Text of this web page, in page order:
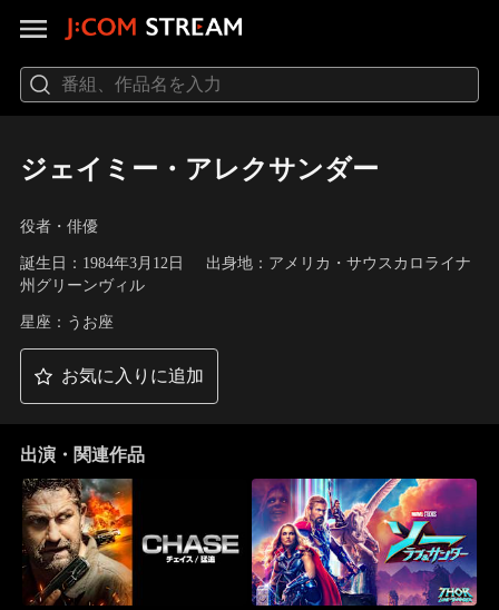
ジェイミー・アレクサンダー
役者・俳優
誕生日：1984年3月12日
出身地：アメリカ・サウスカロライナ
州グリーンヴィル
星座：うお座
お気に入りに追加
出演・関連作品